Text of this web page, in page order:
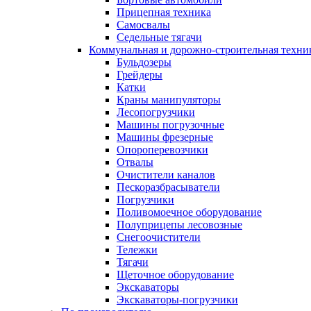
Прицепная техника
Самосвалы
Седельные тягачи
Коммунальная и дорожно-строительная
Бульдозеры
Грейдеры
Катки
Краны манипуляторы
Лесопогрузчики
Машины погрузочные
Машины фрезерные
Опороперевозчики
Отвалы
Очистители каналов
Пескоразбрасыватели
Погрузчики
Поливомоечное оборудование
Полуприцепы лесовозные
Снегоочистители
Тележки
Тягачи
Щеточное оборудование
Экскаваторы
Экскаваторы-погрузчики